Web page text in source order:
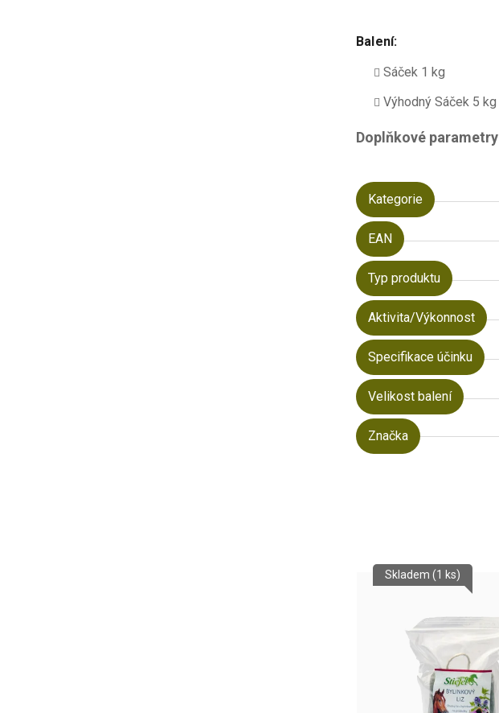
Balení:
Sáček 1 kg
Výhodný Sáček 5 kg
Doplňkové parametry
Kategorie
EAN
Typ produktu
Aktivita/Výkonnost
Specifikace účinku
Velikost balení
Značka
Skladem (1 ks)